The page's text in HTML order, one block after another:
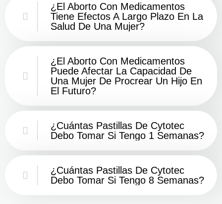
¿El Aborto Con Medicamentos
Tiene Efectos A Largo Plazo En La
Salud De Una Mujer?
¿El Aborto Con Medicamentos
Puede Afectar La Capacidad De
Una Mujer De Procrear Un Hijo En
El Futuro?
¿Cuántas Pastillas De Cytotec
Debo Tomar Si Tengo 1 Semanas?
¿Cuántas Pastillas De Cytotec
Debo Tomar Si Tengo 8 Semanas?